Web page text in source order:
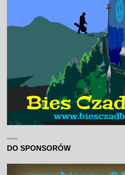
DO SPONSORÓW